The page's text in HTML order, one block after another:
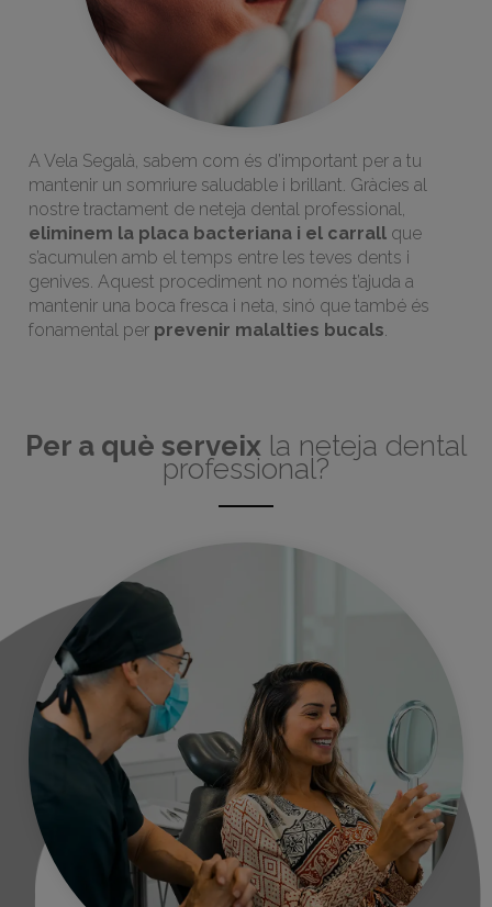
A Vela Segalà, sabem com és d’important per a tu
mantenir un somriure saludable i brillant. Gràcies al
nostre tractament de neteja dental professional,
eliminem la placa bacteriana i el carrall que
s’acumulen amb el temps entre les teves dents i
genives. Aquest procediment no només t’ajuda a
mantenir una boca fresca i neta, sinó que també és
fonamental per prevenir malalties bucals.
Per a què serveix la neteja dental
professional?